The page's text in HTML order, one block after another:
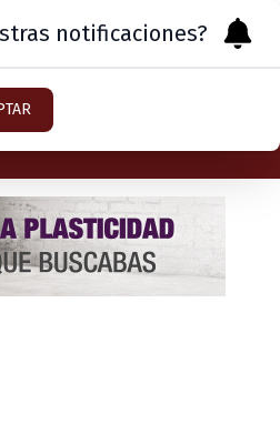
de
notificaciones?